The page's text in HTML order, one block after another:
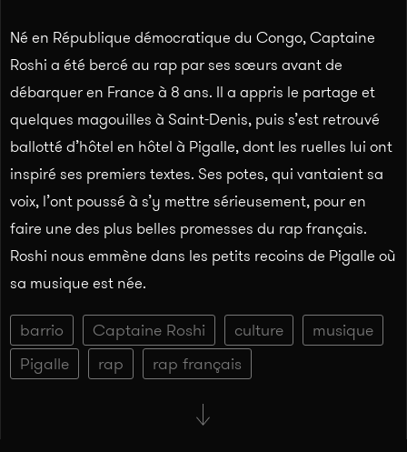
Né en République démocratique du Congo, Captaine
Roshi a été bercé au rap par ses sœurs avant de
débarquer en France à 8 ans. Il a appris le partage et
quelques magouilles à Saint-Denis, puis s’est retrouvé
ballotté d’hôtel en hôtel à Pigalle, dont les ruelles lui ont
inspiré ses premiers textes. Ses potes, qui vantaient sa
voix, l’ont poussé à s’y mettre sérieusement, pour en
faire une des plus belles promesses du rap français.
Roshi nous emmène dans les petits recoins de Pigalle où
sa musique est née.
barrio Captaine Roshi culture
musique
Pigalle
rap rap français